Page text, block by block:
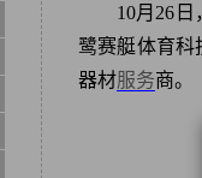
​10月26日
鹭赛艇体育科
器材服务商。